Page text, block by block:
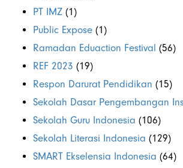
PT IMZ (1)
Public Expose (1)
Ramadan Eduaction Festival (56)
REF 2023 (19)
Respon Darurat Pendidikan (15)
Sekolah Dasar Pengembangan
Sekolah Guru Indonesia (106)
Sekolah Literasi Indonesia (129)
SMART Ekselensia Indonesia (64)